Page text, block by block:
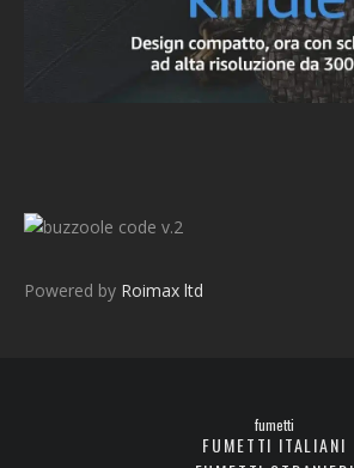
v.2
Powered by Roimax ltd
fumetti
FUMETTI ITALIANI